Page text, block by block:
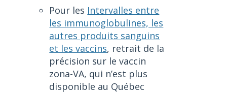
Pour les Intervalles entre
les immunoglobulines, les
autres produits sanguins
et les vaccins, retrait de la
précision sur le vaccin
zona-VA, qui n’est plus
disponible au Québec